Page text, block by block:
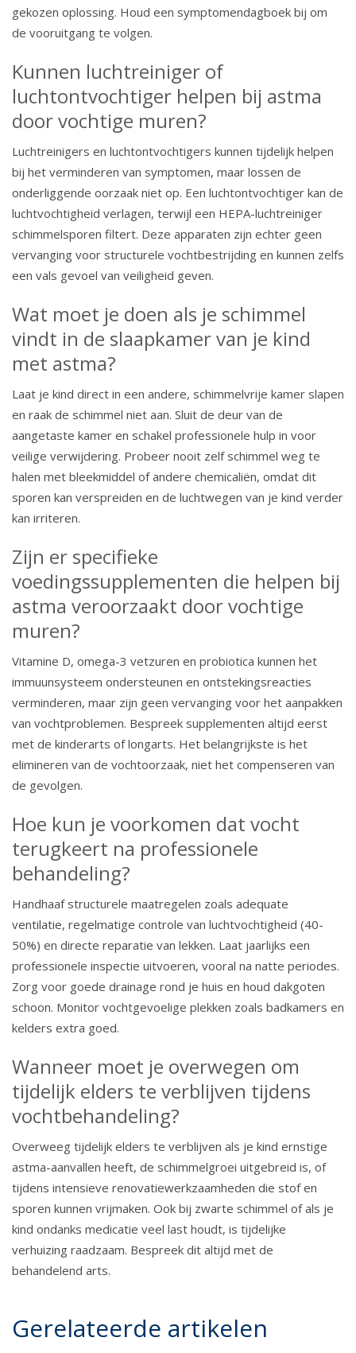
gekozen oplossing. Houd een symptomendagboek bij om
de vooruitgang te volgen.
Kunnen luchtreiniger of
luchtontvochtiger helpen bij astma
door vochtige muren?
Luchtreinigers en luchtontvochtigers kunnen tijdelijk helpen
bij het verminderen van symptomen, maar lossen de
onderliggende oorzaak niet op. Een luchtontvochtiger kan de
luchtvochtigheid verlagen, terwijl een HEPA-luchtreiniger
schimmelsporen filtert. Deze apparaten zijn echter geen
vervanging voor structurele vochtbestrijding en kunnen zelfs
een vals gevoel van veiligheid geven.
Wat moet je doen als je schimmel
vindt in de slaapkamer van je kind
met astma?
Laat je kind direct in een andere, schimmelvrije kamer slapen
en raak de schimmel niet aan. Sluit de deur van de
aangetaste kamer en schakel professionele hulp in voor
veilige verwijdering. Probeer nooit zelf schimmel weg te
halen met bleekmiddel of andere chemicaliën, omdat dit
sporen kan verspreiden en de luchtwegen van je kind verder
kan irriteren.
Zijn er specifieke
voedingssupplementen die helpen bij
astma veroorzaakt door vochtige
muren?
Vitamine D, omega-3 vetzuren en probiotica kunnen het
immuunsysteem ondersteunen en ontstekingsreacties
verminderen, maar zijn geen vervanging voor het aanpakken
van vochtproblemen. Bespreek supplementen altijd eerst
met de kinderarts of longarts. Het belangrijkste is het
elimineren van de vochtoorzaak, niet het compenseren van
de gevolgen.
Hoe kun je voorkomen dat vocht
terugkeert na professionele
behandeling?
Handhaaf structurele maatregelen zoals adequate
ventilatie, regelmatige controle van luchtvochtigheid (40-
50%) en directe reparatie van lekken. Laat jaarlijks een
professionele inspectie uitvoeren, vooral na natte periodes.
Zorg voor goede drainage rond je huis en houd dakgoten
schoon. Monitor vochtgevoelige plekken zoals badkamers en
kelders extra goed.
Wanneer moet je overwegen om
tijdelijk elders te verblijven tijdens
vochtbehandeling?
Overweeg tijdelijk elders te verblijven als je kind ernstige
astma-aanvallen heeft, de schimmelgroei uitgebreid is, of
tijdens intensieve renovatiewerkzaamheden die stof en
sporen kunnen vrijmaken. Ook bij zwarte schimmel of als je
kind ondanks medicatie veel last houdt, is tijdelijke
verhuizing raadzaam. Bespreek dit altijd met de
behandelend arts.
Gerelateerde artikelen